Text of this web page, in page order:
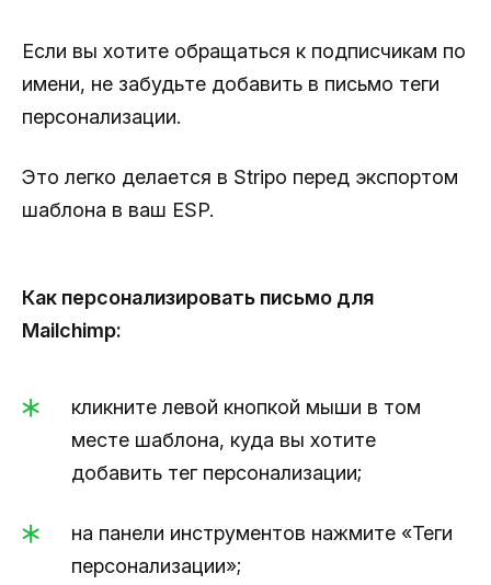
Если вы хотите обращаться к подписчикам по
имени, не забудьте добавить в письмо теги
персонализации.
Это легко делается в Stripo перед экспортом
шаблона в ваш ESP.
Как персонализировать письмо для
Mailchimp:
кликните левой кнопкой мыши в том
месте шаблона, куда вы хотите
добавить тег персонализации;
на панели инструментов нажмите «Теги
персонализации»;